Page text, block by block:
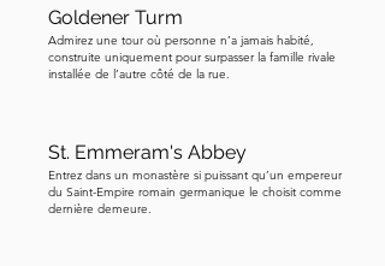
comte indépendant de Castille,
l'homme qui a transformé cette région
d'un avant-poste frontalier en un
siècles, cette arche a également servi
de mairie à Burgos. Les fonctionnaires
municipaux gouvernaient depuis
Goldener Turm
Admirez une tour où personne n’a jamais habité,
construite uniquement pour surpasser la famille rivale
installée de l’autre côté de la rue.
St. Emmeram's Abbey
Entrez dans un monastère si puissant qu’un empereur
du Saint-Empire romain germanique le choisit comme
dernière demeure.